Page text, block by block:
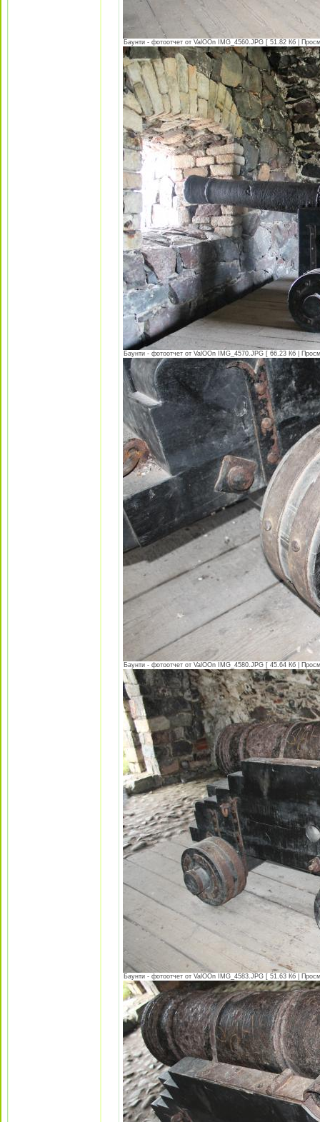
Баунти - фотоотчет от ValOOn IMG_4560.JPG [ 51.82 Кб |
Баунти - фотоотчет от ValOOn IMG_4570.JPG [ 66.23 Кб |
Баунти - фотоотчет от ValOOn IMG_4580.JPG [ 45.64 Кб |
Баунти - фотоотчет от ValOOn IMG_4583.JPG [ 51.63 Кб |